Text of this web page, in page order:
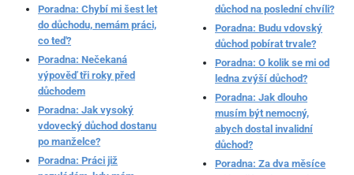
Poradna: Chybí mi šest let
do důchodu, nemám práci,
co teď?
Poradna: Nečekaná
výpověď tři roky před
důchodem
Poradna: Jak vysoký
vdovecký důchod dostanu
po manželce?
Poradna: Práci již
důchod na poslední chvíli?
Poradna: Budu vdovský
důchod pobírat trvale?
Poradna: O kolik se mi od
ledna zvýší důchod?
Poradna: Jak dlouho
musím být nemocný,
abych dostal invalidní
důchod?
Poradna: Za dva měsíce